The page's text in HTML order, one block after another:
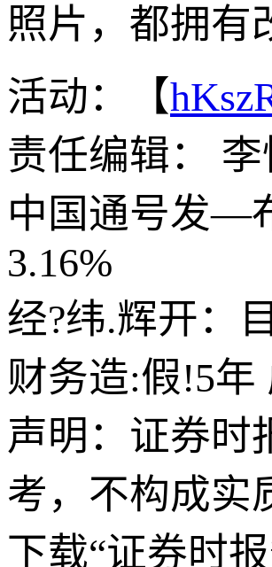
照片，都拥有
活动：【
责任编辑： 李
中国通号发—
3.16%
经?纬.辉开：
财务造:假!5年
声明：证券时
考，不构成实
下载“证券时